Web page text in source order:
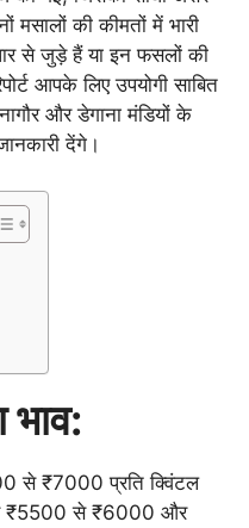
मसालों की कीमतों में भारी
से जुड़े हैं या इन फसलों की
आपके लिए उपयोगी साबित
और डेगाना मंडियों के
देंगे।
भाव:
से ₹7000 प्रति क्विंटल
₹5500 से ₹6000 और